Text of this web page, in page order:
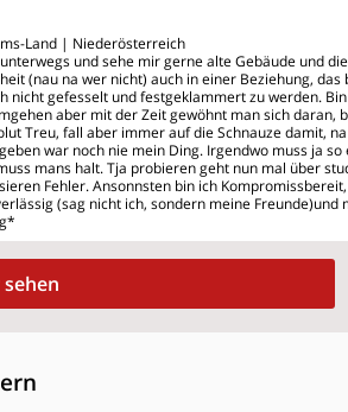
Land | Niederösterreich
und sehe mir gerne alte Gebäude und die
(nau na wer nicht) auch in einer Beziehung, das
nicht gefesselt und festgeklammert zu werden.
aber mit der Zeit gewöhnt man sich daran,
Treu, fall aber immer auf die Schnauze damit, na
war noch nie mein Ding. Irgendwo muss ja so
mans halt. Tja probieren geht nun mal über
Fehler. Ansonnsten bin ich Kompromissbereit,
(sag nicht ich, sondern meine Freunde)und